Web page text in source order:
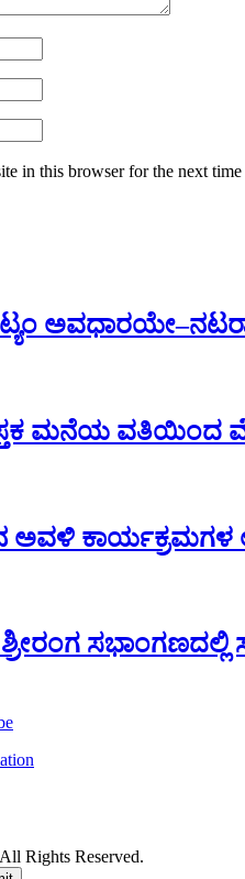
in this browser for the next
ಮನೆಯ ವತಿಯಿಂದ
ಅವಳಿ
ಸಭಾಂಗಣದಲ್ಲಿ
Rights Reserved.